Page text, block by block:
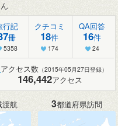
行記
冊
5358
クチコミ
18件
174
QA回答
16件
24
アクセス数 （2015年05月27日登録）
146,442アクセス
渡航 3都道府県訪問